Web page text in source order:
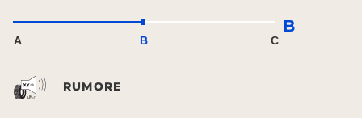
A B C
B
RUMORE